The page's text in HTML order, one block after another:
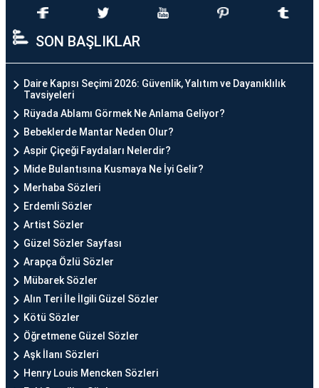
SON BAŞLIKLAR
Daire Kapısı Seçimi 2026: Güvenlik, Yalıtım ve Dayanıklılık
Tavsiyeleri
Rüyada Ablamı Görmek Ne Anlama Geliyor?
Bebeklerde Mantar Neden Olur?
Aspir Çiçeği Faydaları Nelerdir?
Mide Bulantısına Kusmaya Ne İyi Gelir?
Merhaba Sözleri
Erdemli Sözler
Artist Sözler
Güzel Sözler Sayfası
Arapça Özlü Sözler
Mübarek Sözler
Alın Teri İle İlgili Güzel Sözler
Kötü Sözler
Öğretmene Güzel Sözler
Aşk İlanı Sözleri
Henry Louis Mencken Sözleri